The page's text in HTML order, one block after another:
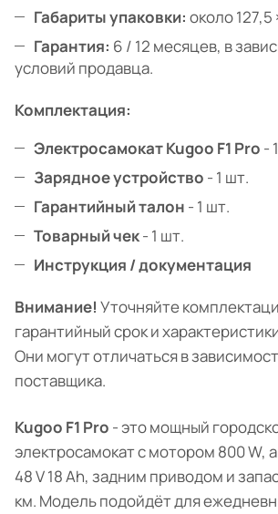
Габариты упаковки: около 127,5
Гарантия: 6 / 12 месяцев, в
условий продавца.
Комплектация:
Электросамокат Kugoo F1 Pro -
Зарядное устройство - 1 шт.
Гарантийный талон - 1 шт.
Товарный чек- 1 шт.
Инструкция / документация
Внимание! Уточняйте
гарантийный срок и
Они могут отличаться в
поставщика.
Kugoo F1 Pro - это мощный
электросамокат с мотором 800 W,
48 V 18 Ah, задним приводом и
км. Модель подойдёт для